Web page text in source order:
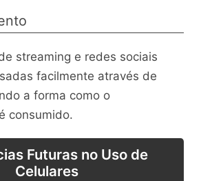
streaming e redes sociais
facilmente através de
a forma como o
consumido.
Futuras no Uso de
Celulares